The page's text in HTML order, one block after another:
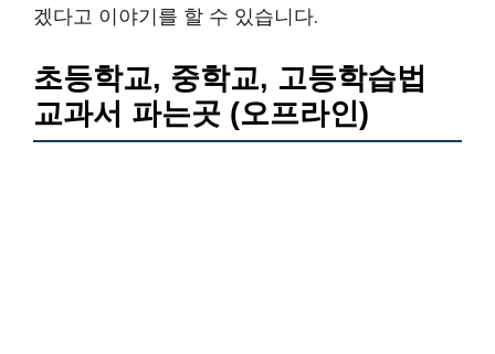
겠다고 이야기를 할 수 있습니다.
초등학교, 중학교, 고등학습법
교과서 파는곳 (오프라인)